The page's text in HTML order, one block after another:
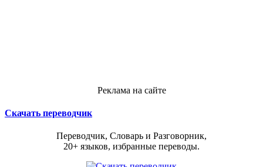
Реклама на сайте
Скачать переводчик
Переводчик, Словарь и Разговорник,
20+ языков, избранные переводы.